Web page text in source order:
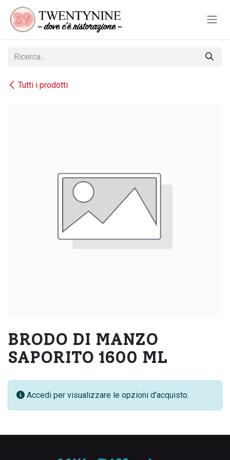
Passa al contenuto
Tutti i prodotti
BRODO DI MANZO
SAPORITO 1600 ML
Accedi per visualizzare le opzioni d'acquisto.